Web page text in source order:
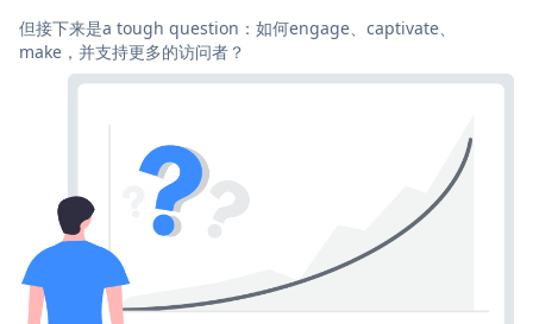
但接下来是a tough question：如何engage、captivate、
make，并支持更多的访问者？